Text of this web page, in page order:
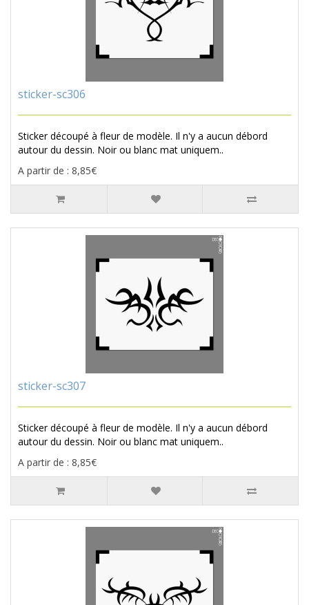
sticker-sc306
Sticker découpé à fleur de modèle. Il n'y a aucun débord
autour du dessin. Noir ou blanc mat uniquem..
A partir de : 8,85€
sticker-sc307
Sticker découpé à fleur de modèle. Il n'y a aucun débord
autour du dessin. Noir ou blanc mat uniquem..
A partir de : 8,85€